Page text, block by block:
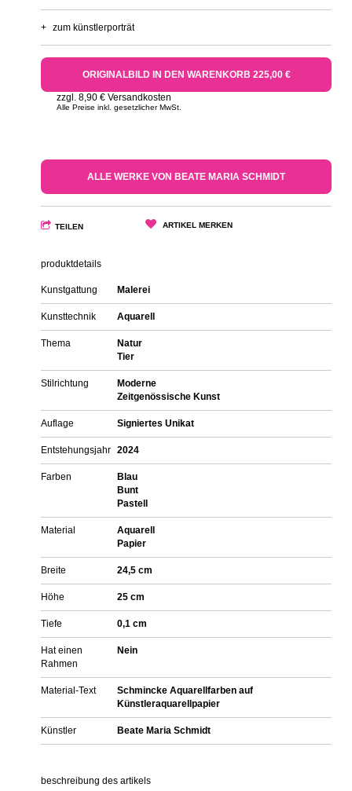
+ zum künstlerporträt
ORIGINALBILD IN DEN WARENKORB 225,00 €
zzgl. 8,90 € Versandkosten
Alle Preise inkl. gesetzlicher MwSt.
ALLE WERKE VON BEATE MARIA SCHMIDT
TEILEN ARTIKEL MERKEN
produktdetails
Kunstgattung Malerei
Kunsttechnik Aquarell
Thema
Natur
Tier
Stilrichtung
Moderne
Zeitgenössische Kunst
Auflage Signiertes Unikat
Entstehungsjahr 2024
Farben
Blau
Bunt
Pastell
Material
Aquarell
Papier
Breite 24,5 cm
Höhe 25 cm
Tiefe 0,1 cm
Hat einen
Rahmen
Nein
Material-Text
Schmincke Aquarellfarben auf
Künstleraquarellpapier
Künstler Beate Maria Schmidt
beschreibung des artikels